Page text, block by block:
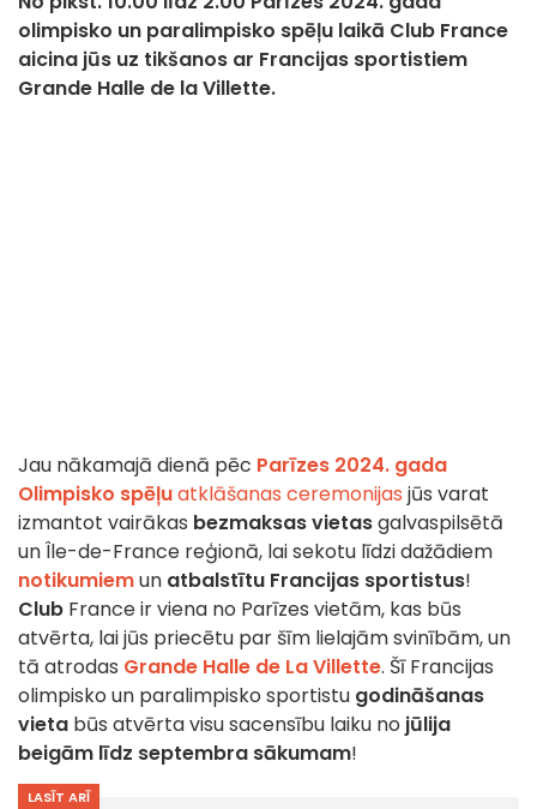
olimpisko un paralimpisko spēļu laikā Club France
aicina jūs uz tikšanos ar Francijas sportistiem
Grande Halle de la Villette.
Jau nākamajā dienā pēc Parīzes 2024. gada
Olimpisko spēļuatklāšanas ceremonijas jūs varat
izmantot vairākas bezmaksas vietasgalvaspilsētā
un Île-de-France reģionā, lai sekotu līdzi dažādiem
notikumiemun atbalstītu Francijas sportistus!
Club France ir viena no Parīzes vietām, kas būs
atvērta, lai jūs priecētu par šīm lielajām svinībām, un
tā atrodas Grande Halle de La Villette. Šī Francijas
olimpisko un paralimpisko sportistu godināšanas
vieta būs atvērta visu sacensību laiku no jūlija
beigām līdz septembra sākumam!
LASĪT ARĪ